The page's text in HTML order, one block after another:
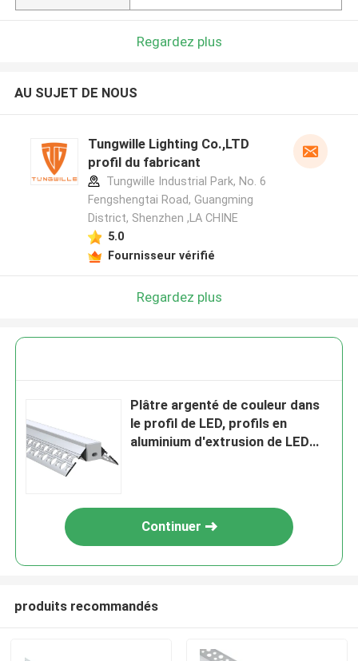
Regardez plus
AU SUJET DE NOUS
Tungwille Lighting Co.,LTD
profil du fabricant
Tungwille Industrial Park, No. 6
Fengshengtai Road, Guangming
District, Shenzhen ,LA CHINE
5.0
Fournisseur vérifié
Regardez plus
Plâtre argenté de couleur dans
le profil de LED, profils en
aluminium d'extrusion de LED
Continuer
produits recommandés